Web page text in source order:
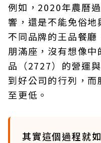
例如，2020年農曆
響，還是不能免俗
不同品牌的王品餐
朋滿座，沒有想像
品（2727）的營運
到好公司的行列，
至更低。
其實這個過程就